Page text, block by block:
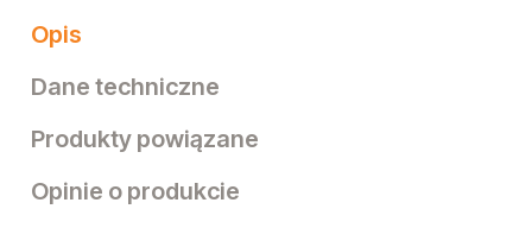
Opis
Dane techniczne
Produkty powiązane
Opinie o produkcie